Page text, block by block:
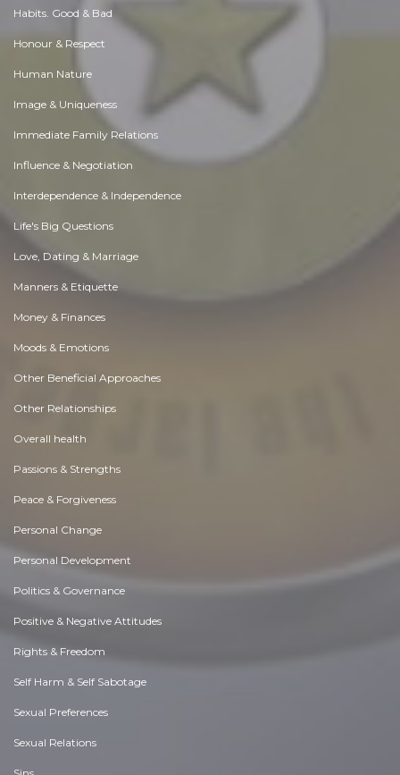
Habits. Good & Bad
Honour & Respect
Human Nature
Image & Uniqueness
Immediate Family Relations
Influence & Negotiation
Interdependence & Independence
Life's Big Questions
Love, Dating & Marriage
Manners & Etiquette
Money & Finances
Moods & Emotions
Other Beneficial Approaches
Other Relationships
Overall health
Passions & Strengths
Peace & Forgiveness
Personal Change
Personal Development
Politics & Governance
Positive & Negative Attitudes
Rights & Freedom
Self Harm & Self Sabotage
Sexual Preferences
Sexual Relations